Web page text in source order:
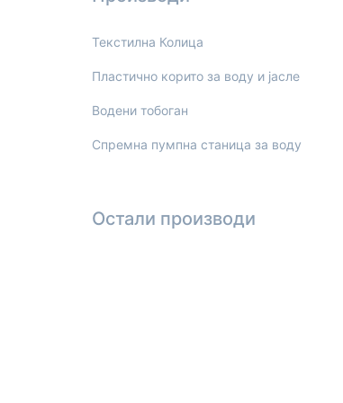
Текстилна Колица
Пластично корито за воду и јасле
Водени тобоган
Спремна пумпна станица за воду
Остали производи